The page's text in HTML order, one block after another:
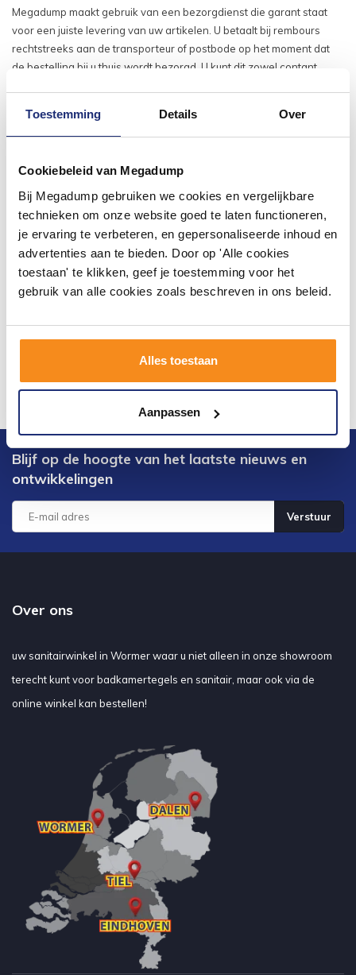
Toestemming Details Over
Cookiebeleid van Megadump
Bij Megadump gebruiken we cookies en vergelijkbare
technieken om onze website goed te laten functioneren,
je ervaring te verbeteren, en gepersonaliseerde inhoud en
advertenties aan te bieden. Door op 'Alle cookies
toestaan' te klikken, geef je toestemming voor het
gebruik van alle cookies zoals beschreven in ons beleid.
Alles toestaan
Aanpassen
Megadump maakt gebruik van een bezorgdienst die garant staat
voor een juiste levering van uw artikelen. U betaalt bij rembours
rechtstreeks aan de transporteur of postbode op het moment dat
de bestelling bij u thuis wordt bezorgd. U kunt dit zowel contant
meer aan). Bij levering onder rembours betaalt u altijd €20 euro
administratiekosten naast de standaard verzendkosten.
Blijf op de hoogte van het laatste nieuws en
ontwikkelingen
Verstuur
Over ons
uw sanitairwinkel in Wormer waar u niet alleen in onze showroom
terecht kunt voor badkamertegels en sanitair, maar ook via de
online winkel kan bestellen!